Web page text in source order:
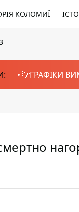
КОЛОМИЇ
💡ГРАФІКИ